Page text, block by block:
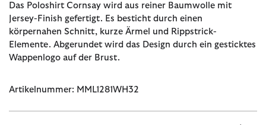
Das Poloshirt Cornsay wird aus reiner Baumwolle mit
Jersey-Finish gefertigt. Es besticht durch einen
körpernahen Schnitt, kurze Ärmel und Rippstrick-
Elemente. Abgerundet wird das Design durch ein gesticktes
Wappenlogo auf der Brust.
Artikelnummer: MML1281WH32